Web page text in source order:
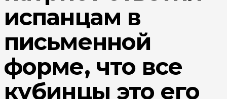
испанцам в
письменной
форме, что все
кубинцы это его